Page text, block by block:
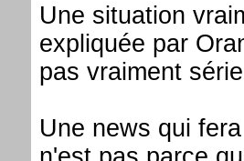
Une situation
expliquée par
pas vraiment
Une news qui